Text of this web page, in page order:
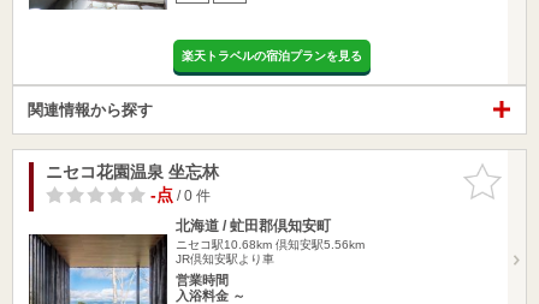
楽天トラベルの宿泊プランを見る
関連情報から探す
お気に入
りに追加
ニセコ花園温泉 坐忘林
-点/ 0 件
北海道 / 虻田郡倶知安町
ニセコ駅10.68km 倶知安駅5.56km
JR倶知安駅より車
営業時間
入浴料金 ～